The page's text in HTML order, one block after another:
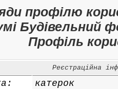
профілю
Будівельний
Профіль
Реєстраційна
катерок